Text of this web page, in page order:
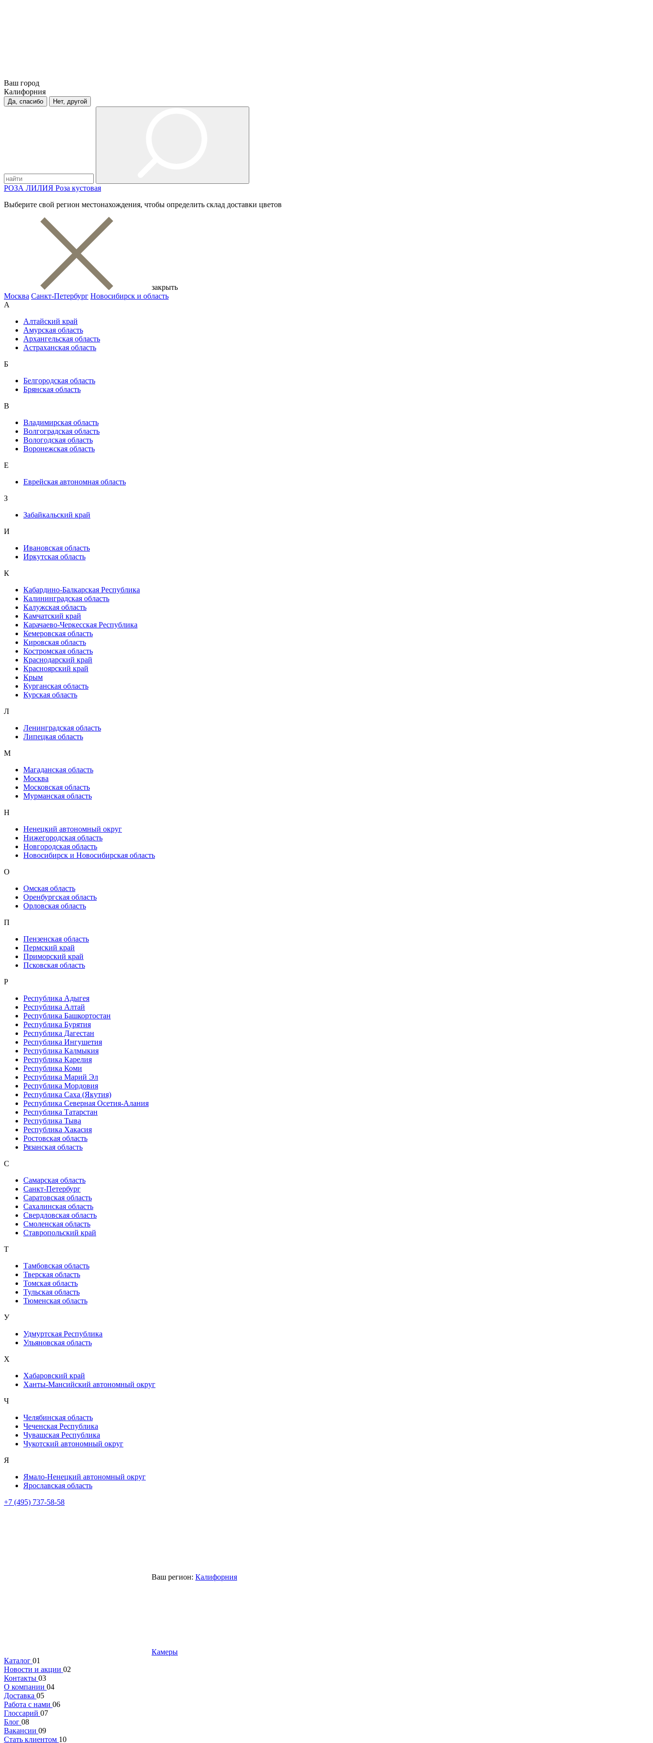
Ваш город
Калифорния
Да, спасибо Нет, другой
РОЗА ЛИЛИЯ Роза кустовая
Выберите свой регион местонахождения, чтобы определить склад доставки цветов
закрыть
Москва Санкт-Петербург Новосибирск и область
А
Алтайский край
Амурская область
Архангельская область
Астраханская область
Б
Белгородская область
Брянская область
В
Владимирская область
Волгоградская область
Вологодская область
Воронежская область
Е
Еврейская автономная область
З
Забайкальский край
И
Ивановская область
Иркутская область
К
Кабардино-Балкарская Республика
Калининградская область
Калужская область
Камчатский край
Карачаево-Черкесская Республика
Кемеровская область
Кировская область
Костромская область
Краснодарский край
Красноярский край
Крым
Курганская область
Курская область
Л
Ленинградская область
Липецкая область
М
Магаданская область
Москва
Московская область
Мурманская область
Н
Ненецкий автономный округ
Нижегородская область
Новгородская область
Новосибирск и Новосибирская область
О
Омская область
Оренбургская область
Орловская область
П
Пензенская область
Пермский край
Приморский край
Псковская область
Р
Республика Адыгея
Республика Алтай
Республика Башкортостан
Республика Бурятия
Республика Дагестан
Республика Ингушетия
Республика Калмыкия
Республика Карелия
Республика Коми
Республика Марий Эл
Республика Мордовия
Республика Саха (Якутия)
Республика Северная Осетия-Алания
Республика Татарстан
Республика Тыва
Республика Хакасия
Ростовская область
Рязанская область
С
Самарская область
Санкт-Петербург
Саратовская область
Сахалинская область
Свердловская область
Смоленская область
Ставропольский край
Т
Тамбовская область
Тверская область
Томская область
Тульская область
Тюменская область
У
Удмуртская Республика
Ульяновская область
Х
Хабаровский край
Ханты-Мансийский автономный округ
Ч
Челябинская область
Чеченская Республика
Чувашская Республика
Чукотский автономный округ
Я
Ямало-Ненецкий автономный округ
Ярославская область
+7 (495) 737-58-58
Ваш регион: Калифорния
Камеры
Каталог 01
Новости и акции 02
Контакты 03
О компании 04
Доставка 05
Работа с нами 06
Глоссарий 07
Блог 08
Вакансии 09
Стать клиентом 10